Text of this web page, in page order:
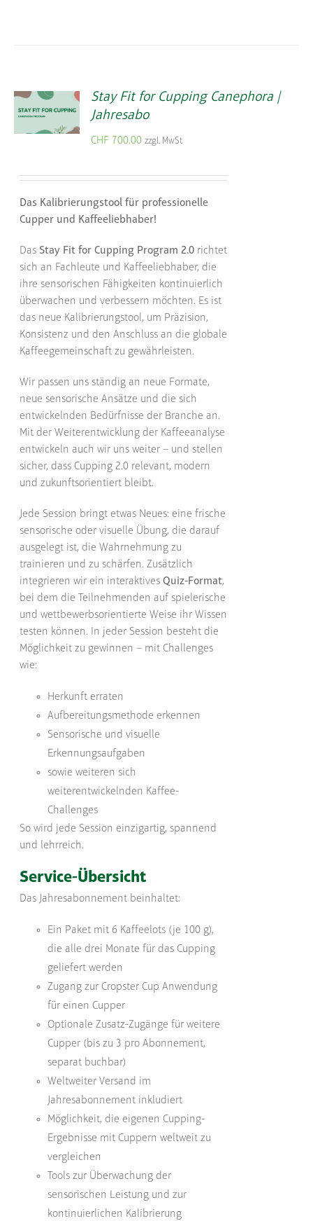
Stay Fit for Cupping Canephora |
Jahresabo
CHF 700.00 zzgl. MwSt
Das Kalibrierungstool für professionelle
Cupper und Kaffeeliebhaber!
Das Stay Fit for Cupping Program 2.0 richtet
sich an Fachleute und Kaffeeliebhaber, die
ihre sensorischen Fähigkeiten kontinuierlich
überwachen und verbessern möchten. Es ist
das neue Kalibrierungstool, um Präzision,
Konsistenz und den Anschluss an die globale
Kaffeegemeinschaft zu gewährleisten.
Wir passen uns ständig an neue Formate,
neue sensorische Ansätze und die sich
entwickelnden Bedürfnisse der Branche an.
Mit der Weiterentwicklung der Kaffeeanalyse
entwickeln auch wir uns weiter – und stellen
sicher, dass Cupping 2.0 relevant, modern
und zukunftsorientiert bleibt.
Jede Session bringt etwas Neues: eine frische
sensorische oder visuelle Übung, die darauf
ausgelegt ist, die Wahrnehmung zu
trainieren und zu schärfen. Zusätzlich
integrieren wir ein interaktivesQuiz-Format,
bei dem die Teilnehmenden auf spielerische
und wettbewerbsorientierte Weise ihr Wissen
testen können. In jeder Session besteht die
Möglichkeit zu gewinnen – mit Challenges
wie:
Herkunft erraten
Aufbereitungsmethode erkennen
Sensorische und visuelle
Erkennungsaufgaben
sowie weiteren sich
weiterentwickelnden Kaffee-
Challenges
So wird jede Session einzigartig, spannend
und lehrreich.
Service-Übersicht
Das Jahresabonnement beinhaltet:
Ein Paket mit 6 Kaffeelots (je 100 g),
die alle drei Monate für das Cupping
geliefert werden
Zugang zur Cropster Cup Anwendung
für einen Cupper
Optionale Zusatz-Zugänge für weitere
Cupper (bis zu 3 pro Abonnement,
separat buchbar)
Weltweiter Versand im
Jahresabonnement inkludiert
Möglichkeit, die eigenen Cupping-
Ergebnisse mit Cuppern weltweit zu
vergleichen
Tools zur Überwachung der
sensorischen Leistung und zur
kontinuierlichen Kalibrierung